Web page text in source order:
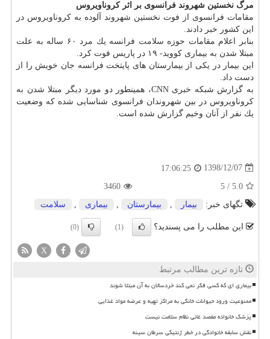
مرگ نخستین شهروند فرانسوی بر اثر كروناویروس
مقامات فرانسوی از فوت نخستین شهروند آلوده به كروناویروس در
این كشور خبر دادند.
بنابر اعلام مقامات حوزه سلامت
فرانسه یك مرد ۶۰ ساله به علت
مبتلا شدن به بیماری كووید- ۱۹ در پاریس فوت كرد.
این بیمار در یكی از بیمارستان های پایتخت فرانسه جان خویش را از
دست داد.
به گزارش شبكه خبری CNN، همینطور دو مورد دیگر مبتلا شدن به
كروناویروس در بین شهروندان فرانسوی شناسایی شده كه وضعیت
یك نفر از آنان وخیم گزارش شده است.
1398/12/07
17:06:25
5.0
/
5
3460
تگهای خبر:
بیمار بیمارستان بیماری سلامت
این مطلب را می پسندید؟ (1)
(0)
X
تازه ترین مطالب مرتبط
بیماری ای که کسی فکر نمی کند خردسالان به آن مبتلا شوند
ممنوعیت ورود حیوانات خانگی به مراکز تهیه و عرضه مواد غذایی
پزشک خانواده مقصد غائی نظام سلامت نیست
نقش سابقه خانوادگی در خطر ژنتیکی سرطان سینه